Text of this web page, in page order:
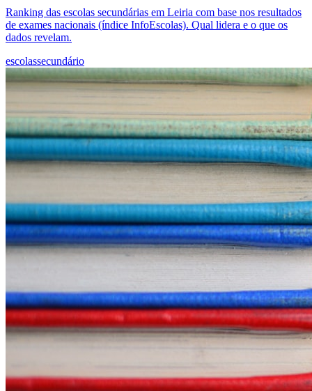
Ranking das escolas secundárias em Leiria com base nos resultados
de exames nacionais (índice InfoEscolas). Qual lidera e o que os
dados revelam.
escolassecundário